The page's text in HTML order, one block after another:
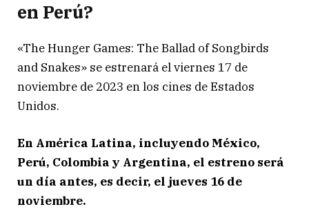
en Perú?
«The Hunger Games: The Ballad of Songbirds
and Snakes» se estrenará el viernes 17 de
noviembre de 2023 en los cines de Estados
Unidos.
En América Latina, incluyendo México,
Perú, Colombia y Argentina, el estreno será
un día antes, es decir, el jueves 16 de
noviembre.